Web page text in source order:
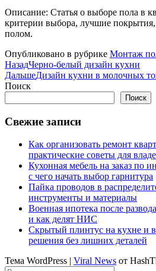
Описание: Статья о выборе пола в
критерии выбора, лучшие покрытия,
полом.
Опубликовано в рубрике Монтаж
НазадЧерно-белый дизайн кухни
ДальшеДизайн кухни в молочных
Поиск
Поиск
Свежие записи
Как организовать ремонт
практические советы для
Кухонная мебель на заказ по
с чего начать выбор гарнитура
Пайка проводов в
инструменты и материалы
Военная ипотека после
и как делят НИС
Скрытый плинтус на кухне и
решения без лишних деталей
Тема WordPress | Viral News от